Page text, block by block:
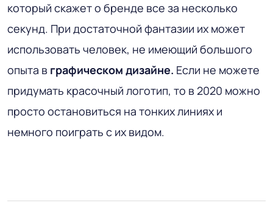
который скажет о бренде все за несколько
секунд. При достаточной фантазии их может
использовать человек, не имеющий большого
опыта в графическом дизайне. Если не можете
придумать красочный логотип, то в 2020 можно
просто остановиться на тонких линиях и
немного поиграть с их видом.